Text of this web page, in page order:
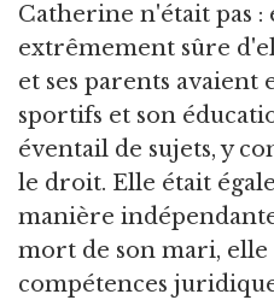
Catherine n'était pas :
extrêmement sûre
et ses parents avaient
sportifs et son
éventail de sujets, y
le droit. Elle était
manière
mort de son mari, elle
compétences